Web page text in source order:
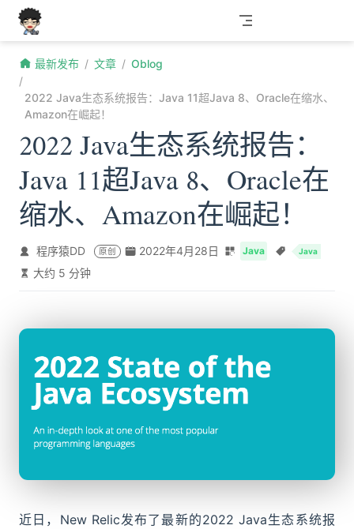
跳至主要內容
最新发布 文章 Oblog
2022 Java生态系统报告：Java 11超Java 8、Oracle在缩水、
Amazon在崛起！
2022 Java生态系统报告：
Java 11超Java 8、Oracle在
缩水、Amazon在崛起！
程序猿DD 原创 2022年4月28日 Java Java
大约 5 分钟
近日，New Relic发布了最新的2022 Java生态系统报